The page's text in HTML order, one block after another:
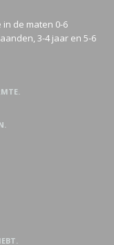
de maten 0-6
3-4 jaar en 5-6